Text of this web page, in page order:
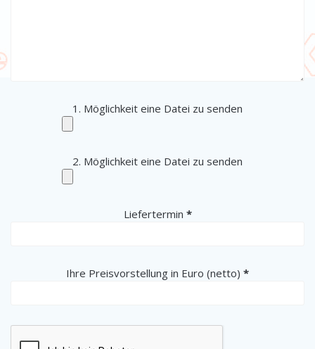
1. Möglichkeit eine Datei zu senden
2. Möglichkeit eine Datei zu senden
Liefertermin (erforderlich)
*
Ihre Preisvorstellung in Euro (netto) (erforderlich)
*